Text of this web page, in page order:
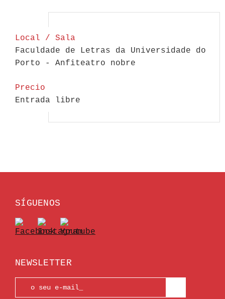
Local / Sala
Faculdade de Letras da Universidade do
Porto - Anfiteatro nobre
Precio
Entrada libre
SÍGUENOS
NEWSLETTER